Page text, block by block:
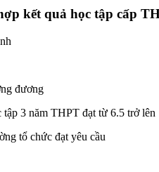
kết quả học tập cấp
đương
3 năm THPT đạt từ 6.5 trở lên
tổ chức đạt yêu cầu